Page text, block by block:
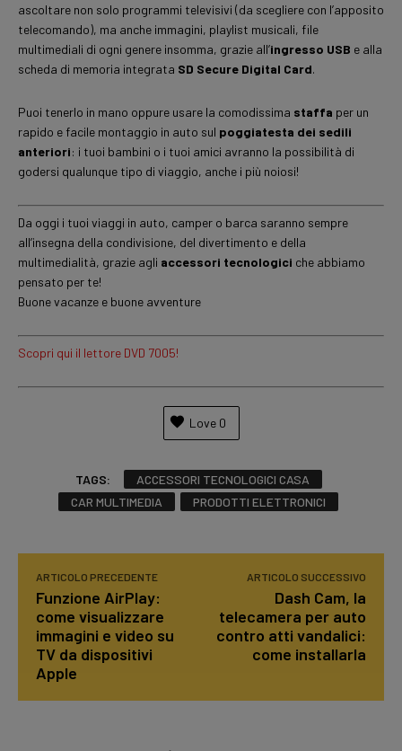
ascoltare non solo programmi televisivi (da scegliere con l’apposito
telecomando), ma anche immagini, playlist musicali, file
multimediali di ogni genere insomma, grazie all’ingresso USB e alla
scheda di memoria integrata SD Secure Digital Card.
Puoi tenerlo in mano oppure usare la comodissima staffa per un
rapido e facile montaggio in auto sul poggiatesta dei sedili
anteriori: i tuoi bambini o i tuoi amici avranno la possibilità di
godersi qualunque tipo di viaggio, anche i più noiosi!
Da oggi i tuoi viaggi in auto, camper o barca saranno sempre
all’insegna della condivisione, del divertimento e della
multimedialità, grazie agli accessori tecnologici che abbiamo
pensato per te!
Buone vacanze e buone avventure
Scopri qui il lettore DVD 7005!
Love 0
TAGS:
ACCESSORI TECNOLOGICI CASA
CAR MULTIMEDIA
PRODOTTI ELETTRONICI
ARTICOLO PRECEDENTE
Funzione AirPlay:
come visualizzare
immagini e video su
TV da dispositivi
Apple
ARTICOLO SUCCESSIVO
Dash Cam, la
telecamera per auto
contro atti vandalici:
come installarla